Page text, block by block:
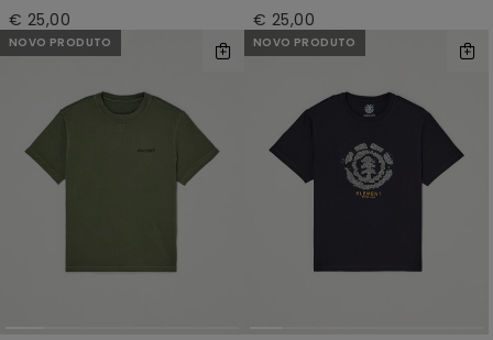
€ 25,00 € 25,00
NOVO PRODUTO NOVO PRODUTO